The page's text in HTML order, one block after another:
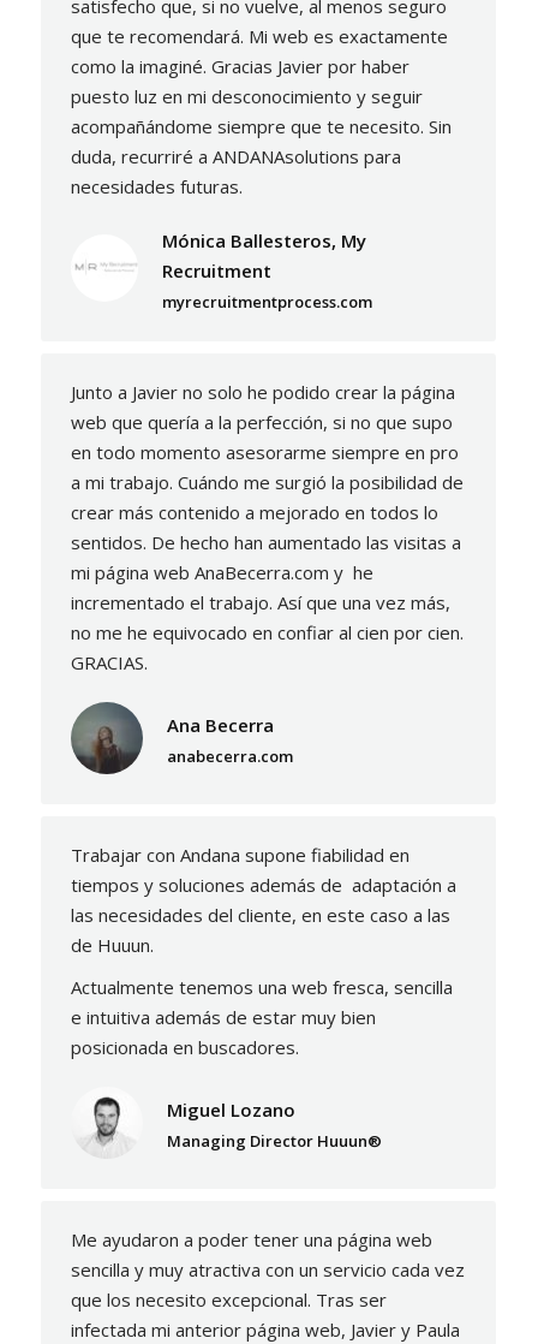
satisfecho que, si no vuelve, al menos seguro
que te recomendará. Mi web es exactamente
como la imaginé. Gracias Javier por haber
puesto luz en mi desconocimiento y seguir
acompañándome siempre que te necesito. Sin
duda, recurriré a ANDANAsolutions para
necesidades futuras.
Mónica Ballesteros, My
Recruitment
myrecruitmentprocess.com
Junto a Javier no solo he podido crear la página
web que quería a la perfección, si no que supo
en todo momento asesorarme siempre en pro
a mi trabajo. Cuándo me surgió la posibilidad de
crear más contenido a mejorado en todos lo
sentidos. De hecho han aumentado las visitas a
mi página web AnaBecerra.com y he
incrementado el trabajo. Así que una vez más,
no me he equivocado en confiar al cien por cien.
GRACIAS.
Ana Becerra
anabecerra.com
Trabajar con Andana supone fiabilidad en
tiempos y soluciones además de adaptación a
las necesidades del cliente, en este caso a las
de Huuun.
Actualmente tenemos una web fresca, sencilla
e intuitiva además de estar muy bien
posicionada en buscadores.
Miguel Lozano
Managing Director Huuun®
Me ayudaron a poder tener una página web
sencilla y muy atractiva con un servicio cada vez
que los necesito excepcional. Tras ser
infectada mi anterior página web, Javier y Paula